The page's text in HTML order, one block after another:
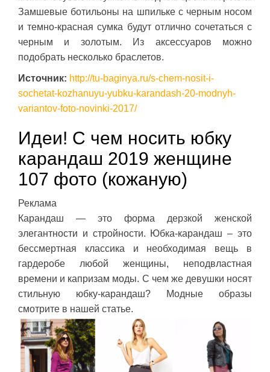
Замшевые ботильоны на шпильке с черным носом
и темно-красная сумка будут отлично сочетаться с
черным и золотым. Из аксессуаров можно
подобрать несколько браслетов.
Источник: http://tu-baginya.ru/s-chem-nosit-i-
sochetat-kozhanuyu-yubku-karandash-20-modnyh-
variantov-foto-novinki-2017/
Идеи! С чем носить юбку
карандаш 2019 женщине
107 фото (кожаную)
Реклама
Карандаш — это форма дерзкой женской
элегантности и стройности. Юбка-карандаш – это
бессмертная классика и необходимая вещь в
гардеробе любой женщины, неподвластная
времени и капризам моды. С чем же девушки носят
стильную юбку-карандаш? Модные образы
смотрите в нашей статье.